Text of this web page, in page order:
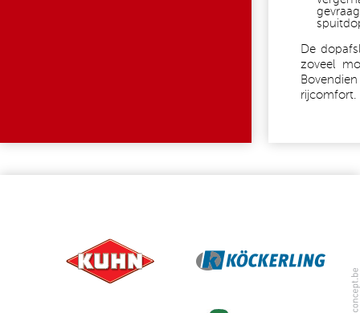
De
zoveel
rijcomfort.